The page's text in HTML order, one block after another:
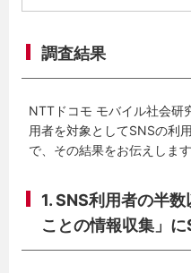
調査結果
NTTドコモ モバイル社会研
用者を対象としてSNSの利
で、その結果をお伝えします
1. SNS利用者の半
ことの情報収集」に